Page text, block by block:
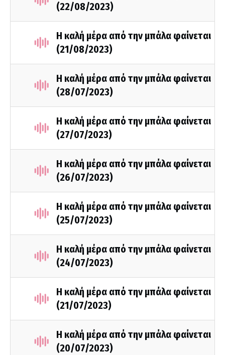
(22/08/2023)
Η καλή μέρα από την μπάλα φαίνεται
(21/08/2023)
Η καλή μέρα από την μπάλα φαίνεται
(28/07/2023)
Η καλή μέρα από την μπάλα φαίνεται
(27/07/2023)
Η καλή μέρα από την μπάλα φαίνεται
(26/07/2023)
Η καλή μέρα από την μπάλα φαίνεται
(25/07/2023)
Η καλή μέρα από την μπάλα φαίνεται
(24/07/2023)
Η καλή μέρα από την μπάλα φαίνεται
(21/07/2023)
Η καλή μέρα από την μπάλα φαίνεται
(20/07/2023)